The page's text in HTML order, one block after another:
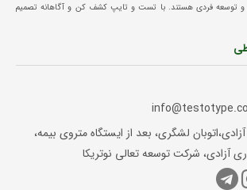
و توسعه فردی هستند. با تست و تایپ کشف کن و آگاهانه تصمیم
لشگری، بعد از ایستگاه متروی بیمه،